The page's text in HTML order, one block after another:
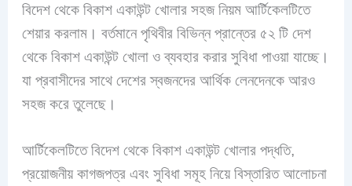
বিদেশ থেকে বিকাশ একাউন্ট খোলার সহজ নিয়ম আর্টিকেলটিতে
শেয়ার করলাম। বর্তমানে পৃথিবীর বিভিন্ন প্রান্তের ৫২ টি দেশ
থেকে বিকাশ একাউন্ট খোলা ও ব্যবহার করার সুবিধা পাওয়া যাচ্ছে।
যা প্রবাসীদের সাথে দেশের স্বজনদের আর্থিক লেনদেনকে আরও
সহজ করে তুলেছে।
আর্টিকেলটিতে বিদেশ থেকে বিকাশ একাউন্ট খোলার পদ্ধতি,
প্রয়োজনীয় কাগজপত্র এবং সুবিধা সমূহ নিয়ে বিস্তারিত আলোচনা